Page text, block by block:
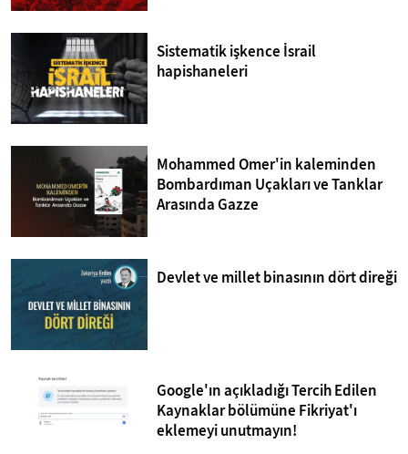
Sistematik işkence İsrail
hapishaneleri
Mohammed Omer'in kaleminden
Bombardıman Uçakları ve Tanklar
Arasında Gazze
Devlet ve millet binasının dört direği
Google'ın açıkladığı Tercih Edilen
Kaynaklar bölümüne Fikriyat'ı
eklemeyi unutmayın!